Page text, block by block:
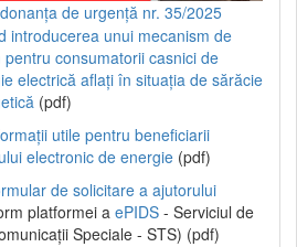
de urgență nr. 35/2025
introducerea unui mecanism de
pentru consumatorii casnici de
electrică aflați în situația de sărăcie
(pdf)
utile pentru beneficiarii
electronic de energie (pdf)
de solicitare a ajutorului
platformei a ePIDS - Serviciul de
Speciale - STS) (pdf)